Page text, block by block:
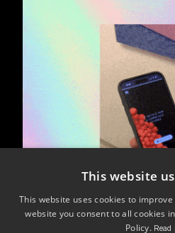
This website
This website uses cookies to
website you consent to all cookies
Policy. Read